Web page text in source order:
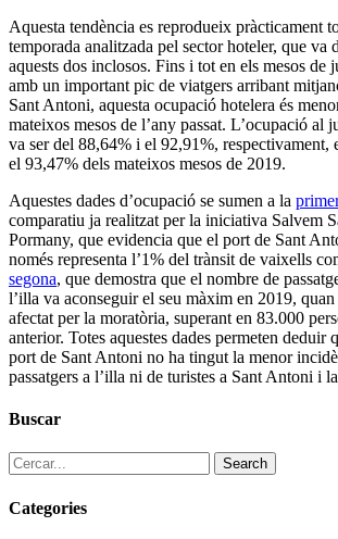
Aquesta tendència es reprodueix pràcticament
temporada analitzada pel sector hoteler, que va
aquests dos inclosos. Fins i tot en els mesos de
amb un important pic de viatgers arribant
Sant Antoni, aquesta ocupació hotelera és
mateixos mesos de l’any passat. L’ocupació al
va ser del 88,64% i el 92,91%, respectivament,
el 93,47% dels mateixos mesos de 2019.
Aquestes dades d’ocupació se sumen a la
comparatiu ja realitzat per la iniciativa Salvem
Pormany, que evidencia que el port de Sant
només representa l’1% del trànsit de vaixells
segona, que demostra que el nombre de
l’illa va aconseguir el seu màxim en 2019,
afectat per la moratòria, superant en 83.000
anterior. Totes aquestes dades permeten deduir
port de Sant Antoni no ha tingut la menor
passatgers a l’illa ni de turistes a Sant Antoni i
Buscar
Search
Categories